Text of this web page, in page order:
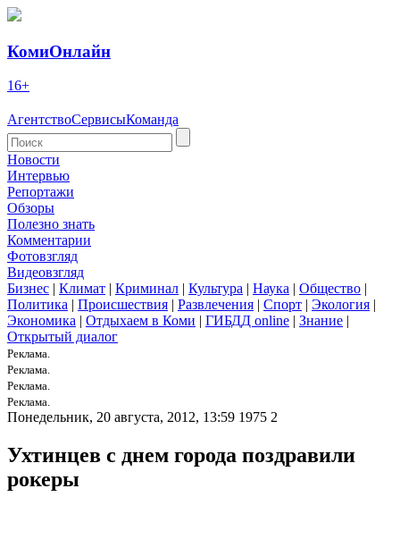
КомиОнлайн
16+
АгентствоСервисыКоманда
Новости
Интервью
Репортажи
Обзоры
Полезно знать
Комментарии
Фотовзгляд
Видеовзгляд
Бизнес | Климат | Криминал | Культура | Наука | Общество |
Политика | Происшествия | Развлечения | Спорт | Экология |
Экономика | Отдыхаем в Коми | ГИБДД online | Знание |
Открытый диалог
Реклама.
Реклама.
Реклама.
Реклама.
Понедельник, 20 августа, 2012, 13:59 1975 2
Ухтинцев с днем города поздравили
рокеры